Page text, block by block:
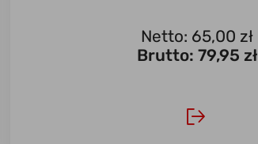
Netto: 65,00 zł
Brutto:79,95 zł